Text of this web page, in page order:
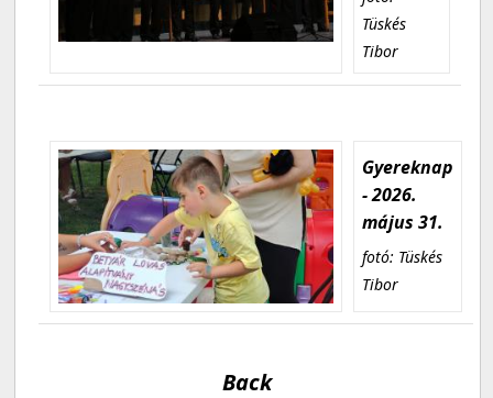
Tüskés
Tibor
Gyereknap
- 2026.
május 31.
fotó: Tüskés
Tibor
Back